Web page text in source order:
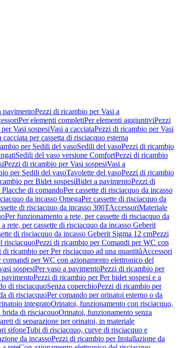
pavimentoPezzi di ricambio per Vasi a
Per elementi completiPer elementi aggiuntiviPezzi
Vasi sospesiVasi a cacciataPezzi di ricambio per Vasi
per cassetta di risciacquo esterna
per Sedili del vasoSedili del vasoPezzi di ricambio
Sedili del vaso versione ComfortPezzi di ricambio
Pezzi di ricambio per Vasi sospesiVasi a
per Sedili del vasoTavolette del vasoPezzi di ricambio
per Bidet sospesiBidet a pavimentoPezzi di
di comandoPer cassette di risciacquo da incasso
da incasso OmegaPer cassette di risciacquo da
di risciacquo da incasso 300TAccessoriMateriale
Per funzionamento a rete, per cassette di risciacquo da
rete, per cassette di risciacquo da incasso Geberit
di risciacquo da incasso Geberit Sigma 12 cmPezzi
risciacquoPezzi di ricambio per Comandi per WC con
di ricambio per Per risciacquo ad una quantitàAccessori
comandi per WC con azionamento elettronico del
sospesiPer vaso a pavimentoPezzi di ricambio per
pavimentoPezzi di ricambio per Per bidet sospesi e a
di risciacquoSenza coperchioPezzi di ricambio per
di risciacquoPer comando per orinatoi esterno o da
integratoOrinatoi, funzionamento con risciacquo,
brida di risciacquoOrinatoi, funzionamento senza
di separazione per orinatoi, in materiale
sifoneTubi di risciacquo, curve di risciacquo e
da incassoPezzi di ricambio per Installazione da